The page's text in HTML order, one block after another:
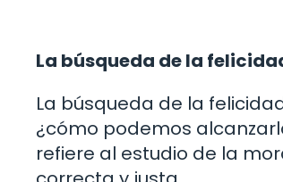
La búsqueda de la
La búsqueda de la
¿cómo podemos
refiere al estudio de la